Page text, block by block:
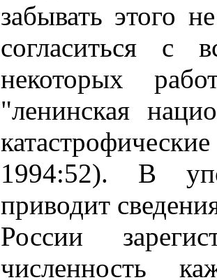
забывать этого
согласиться с
некоторых
"ленинская
1994:52). В
приводит
России
численность